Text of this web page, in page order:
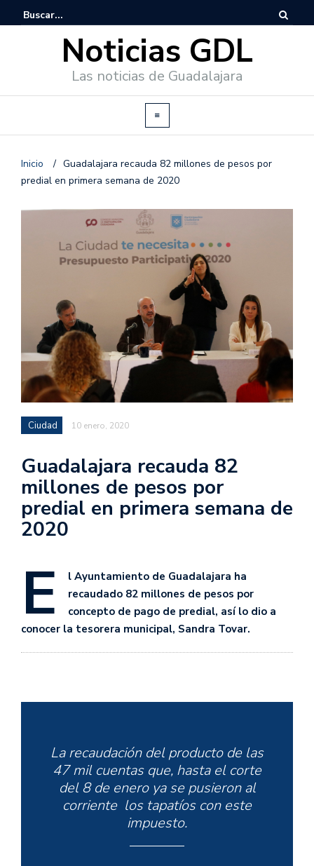
Noticias GDL
Las noticias de Guadalajara
Inicio / Guadalajara recauda 82 millones de pesos por
predial en primera semana de 2020
Ciudad 10 enero, 2020
Guadalajara recauda 82
millones de pesos por
predial en primera semana de
2020
E
l Ayuntamiento de Guadalajara ha
recaudado 82 millones de pesos por
concepto de pago de predial, así lo dio a
conocer la tesorera municipal, Sandra Tovar.
La recaudación del producto de las
47 mil cuentas que, hasta el corte
del 8 de enero ya se pusieron al
corriente los tapatíos con este
impuesto.